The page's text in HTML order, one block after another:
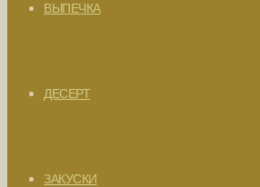
ВЫПЕЧКА
ДЕСЕРТ
ЗАКУСКИ